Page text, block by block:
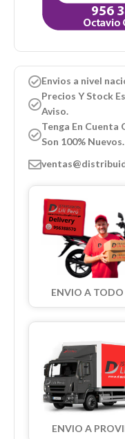
Envios a nivel
Precios Y Stock
Aviso.
Tenga En
Son 100% Nuevos.
ENVIO A
ENVIO A